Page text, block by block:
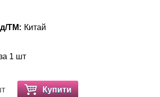
ТМ: Китай
1 шт
Купити